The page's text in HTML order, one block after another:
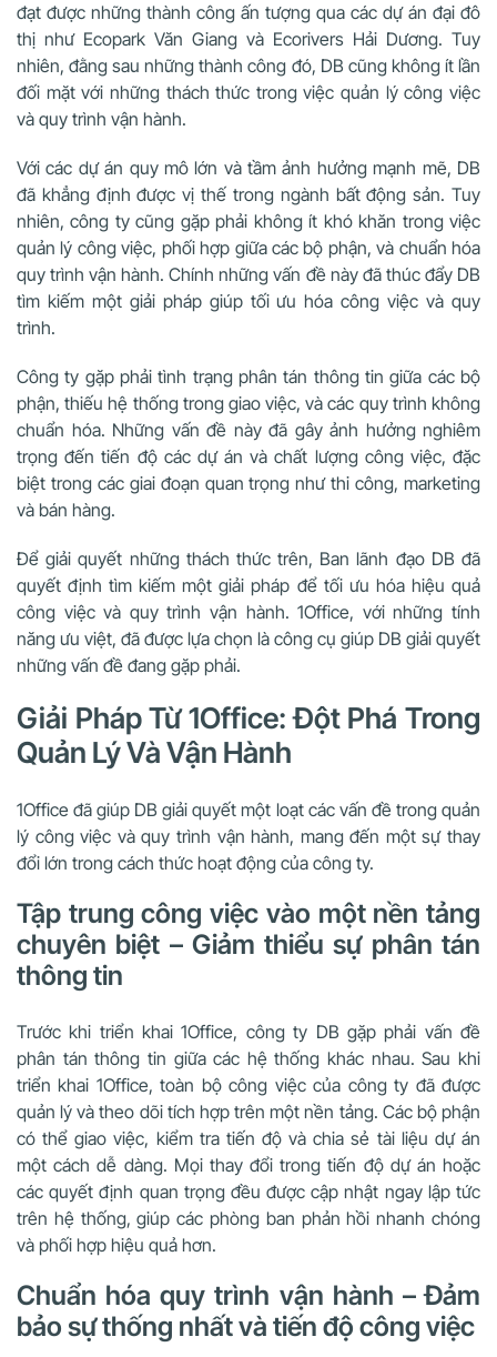
đạt được những thành công ấn tượng qua các dự án đại đô
thị như Ecopark Văn Giang và Ecorivers Hải Dương. Tuy
nhiên, đằng sau những thành công đó, DB cũng không ít lần
đối mặt với những thách thức trong việc quản lý công việc
và quy trình vận hành.
Với các dự án quy mô lớn và tầm ảnh hưởng mạnh mẽ, DB
đã khẳng định được vị thế trong ngành bất động sản. Tuy
nhiên, công ty cũng gặp phải không ít khó khăn trong việc
quản lý công việc, phối hợp giữa các bộ phận, và chuẩn hóa
quy trình vận hành. Chính những vấn đề này đã thúc đẩy DB
tìm kiếm một giải pháp giúp tối ưu hóa công việc và quy
trình.
Công ty gặp phải tình trạng phân tán thông tin giữa các bộ
phận, thiếu hệ thống trong giao việc, và các quy trình không
chuẩn hóa. Những vấn đề này đã gây ảnh hưởng nghiêm
trọng đến tiến độ các dự án và chất lượng công việc, đặc
biệt trong các giai đoạn quan trọng như thi công, marketing
và bán hàng.
Để giải quyết những thách thức trên, Ban lãnh đạo DB đã
quyết định tìm kiếm một giải pháp để tối ưu hóa hiệu quả
công việc và quy trình vận hành. 1Office, với những tính
năng ưu việt, đã được lựa chọn là công cụ giúp DB giải quyết
những vấn đề đang gặp phải.
Giải Pháp Từ 1Office: Đột Phá Trong
Quản Lý Và Vận Hành
1Office đã giúp DB giải quyết một loạt các vấn đề trong quản
lý công việc và quy trình vận hành, mang đến một sự thay
đổi lớn trong cách thức hoạt động của công ty.
Tập trung công việc vào một nền tảng
chuyên biệt – Giảm thiểu sự phân tán
thông tin
Trước khi triển khai 1Office, công ty DB gặp phải vấn đề
phân tán thông tin giữa các hệ thống khác nhau. Sau khi
triển khai 1Office, toàn bộ công việc của công ty đã được
quản lý và theo dõi tích hợp trên một nền tảng. Các bộ phận
có thể giao việc, kiểm tra tiến độ và chia sẻ tài liệu dự án
một cách dễ dàng. Mọi thay đổi trong tiến độ dự án hoặc
các quyết định quan trọng đều được cập nhật ngay lập tức
trên hệ thống, giúp các phòng ban phản hồi nhanh chóng
và phối hợp hiệu quả hơn.
Chuẩn hóa quy trình vận hành – Đảm
bảo sự thống nhất và tiến độ công việc